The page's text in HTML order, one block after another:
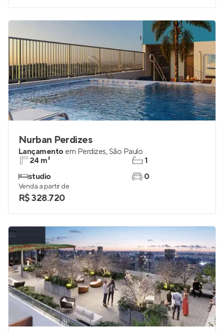
Nurban Perdizes
Lançamento em Perdizes,São Paulo
24 m²
studio
1
0
Venda a partir de
R$ 328.720